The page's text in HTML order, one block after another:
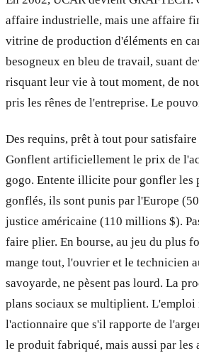
affaire industrielle, mais une affaire
vitrine de production d'éléments en
besogneux en bleu de travail, suant
risquant leur vie à tout moment, de
pris les rênes de l'entreprise. Le
Des requins, prêt à tout pour
Gonflent artificiellement le prix de
gogo. Entente illicite pour gonfler les
gonflés, ils sont punis par l'Europe
justice américaine (110 millions $).
faire plier. En bourse, au jeu du plus
mange tout, l'ouvrier et le technicien
savoyarde, ne pèsent pas lourd. La
plans sociaux se multiplient. L'emploi
l'actionnaire que s'il rapporte de
le produit fabriqué, mais aussi par les